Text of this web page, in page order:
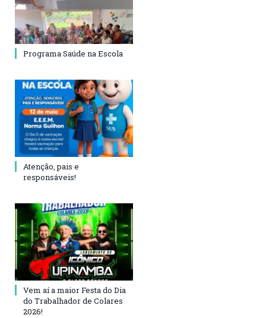
Programa Saúde na Escola
Atenção, pais e
responsáveis!
Vem aí a maior Festa do Dia
do Trabalhador de Colares
2026!